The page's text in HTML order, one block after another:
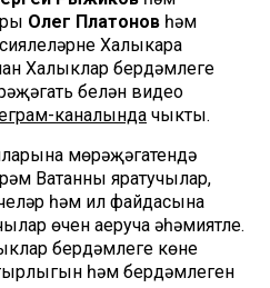
Олег Платонов һәм
Халыкара
Халыклар бердәмлеге
белән видео
каналында чыкты.
мөрәҗәгатендә
Ватанны яратучылар,
һәм ил файдасына
өчен аеруча әһәмиятле.
бердәмлеге көне
һәм бердәмлеген